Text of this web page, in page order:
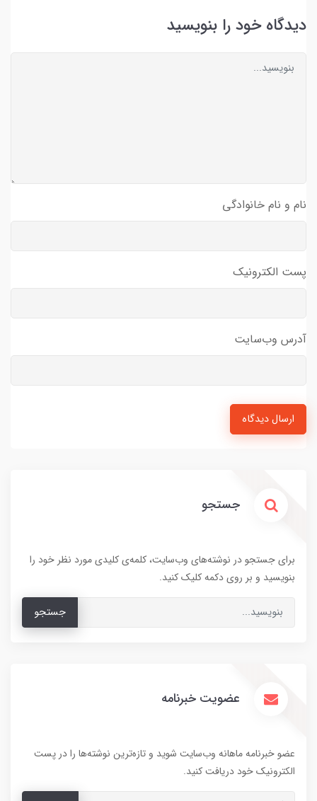
دیدگاه خود را بنویسید
نام و نام خانوادگی
پست الکترونیک
آدرس وب‌سایت
ارسال دیدگاه
جستجو
برای جستجو در نوشته‌های وب‌سایت، کلمه‌ی کلیدی مورد نظر خود را
بنویسید و بر روی دکمه کلیک کنید.
جستجو
عضویت خبرنامه
عضو خبرنامه ماهانه وب‌سایت شوید و تازه‌ترین نوشته‌ها را در پست
الکترونیک خود دریافت کنید.